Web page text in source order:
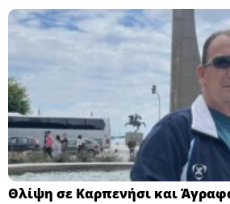
Θλίψη σε Καρπενήσι και